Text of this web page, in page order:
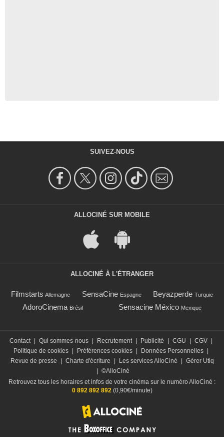
SUIVEZ-NOUS
ALLOCINÉ SUR MOBILE
ALLOCINÉ À L'ÉTRANGER
Filmstarts Allemagne SensaCine Espagne Beyazperde Turquie
AdoroCinema Brésil Sensacine México Mexique
Contact | Qui sommes-nous | Recrutement | Publicité | CGU | CGV |
Politique de cookies | Préférences cookies | Données Personnelles |
Revue de presse
| Charte d'écriture | Les services AlloCiné | Gérer Utiq
| ©AlloCiné
Retrouvez tous les horaires et infos de votre cinéma sur le numéro AlloCiné :
0 892 892 892(0,90€/minute)